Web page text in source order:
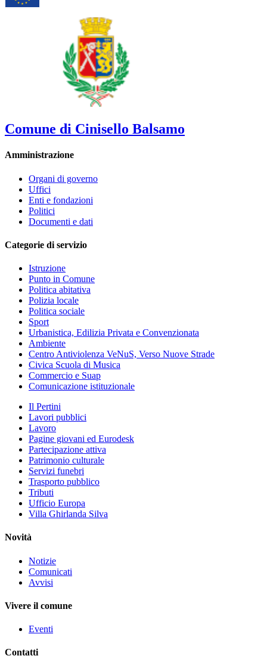
Comune di Cinisello Balsamo
Amministrazione
Organi di governo
Uffici
Enti e fondazioni
Politici
Documenti e dati
Categorie di servizio
Istruzione
Punto in Comune
Politica abitativa
Polizia locale
Politica sociale
Sport
Urbanistica, Edilizia Privata e Convenzionata
Ambiente
Centro Antiviolenza VeNuS, Verso Nuove Strade
Civica Scuola di Musica
Commercio e Suap
Comunicazione istituzionale
Il Pertini
Lavori pubblici
Lavoro
Pagine giovani ed Eurodesk
Partecipazione attiva
Patrimonio culturale
Servizi funebri
Trasporto pubblico
Tributi
Ufficio Europa
Villa Ghirlanda Silva
Novità
Notizie
Comunicati
Avvisi
Vivere il comune
Eventi
Contatti